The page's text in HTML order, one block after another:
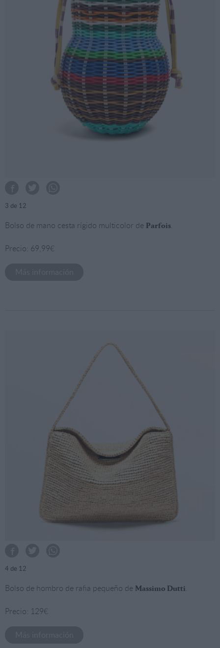
3 de 12
Bolso de mano cesta rígido multicolor de Parfois.
Precio: 69,99€
4 de 12
Bolso de hombro de rafia pequeño de Massimo Dutti.
Precio: 129€